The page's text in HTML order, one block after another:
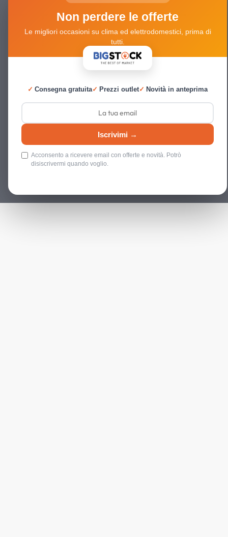
Non perdere le offerte
Le migliori occasioni su clima ed elettrodomestici, prima di
tutti.
✓ Consegna gratuita✓ Prezzi outlet✓ Novità in anteprima
Iscrivimi →
Acconsento a ricevere email con offerte e novità. Potrò
disiscrivermi quando voglio.